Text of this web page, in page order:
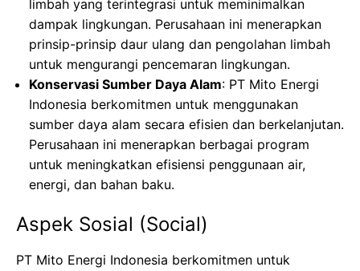
limbah yang terintegrasi untuk meminimalkan
dampak lingkungan. Perusahaan ini menerapkan
prinsip-prinsip daur ulang dan pengolahan limbah
untuk mengurangi pencemaran lingkungan.
Konservasi Sumber Daya Alam: PT Mito Energi
Indonesia berkomitmen untuk menggunakan
sumber daya alam secara efisien dan berkelanjutan.
Perusahaan ini menerapkan berbagai program
untuk meningkatkan efisiensi penggunaan air,
energi, dan bahan baku.
Aspek Sosial (Social)
PT Mito Energi Indonesia berkomitmen untuk